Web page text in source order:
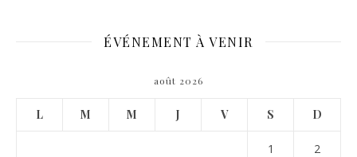
ÉVÉNEMENT À VENIR
août 2026
L M M J V S D
1 2